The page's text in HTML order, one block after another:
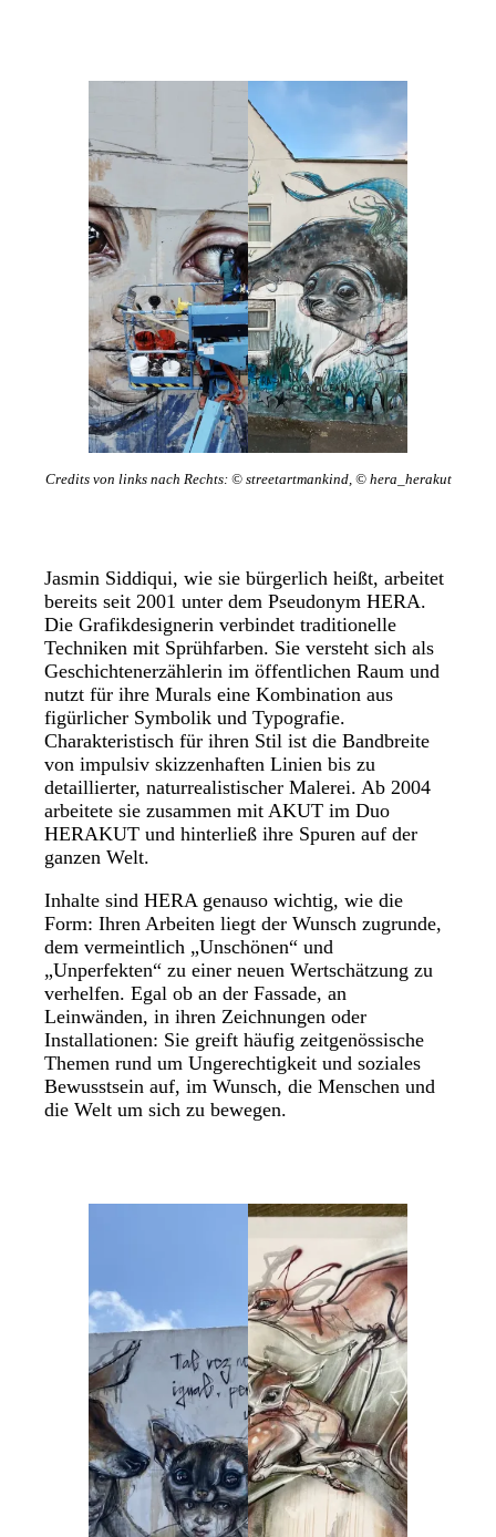
Credits von links nach Rechts: © streetartmankind, © hera_herakut
Jasmin Siddiqui, wie sie bürgerlich heißt, arbeitet
bereits seit 2001 unter dem Pseudonym HERA.
Die Grafikdesignerin verbindet traditionelle
Techniken mit Sprühfarben. Sie versteht sich als
Geschichtenerzählerin im öffentlichen Raum und
nutzt für ihre Murals eine Kombination aus
figürlicher Symbolik und Typografie.
Charakteristisch für ihren Stil ist die Bandbreite
von impulsiv skizzenhaften Linien bis zu
detaillierter, naturrealistischer Malerei. Ab 2004
arbeitete sie zusammen mit AKUT im Duo
HERAKUT und hinterließ ihre Spuren auf der
ganzen Welt.
Inhalte sind HERA genauso wichtig, wie die
Form: Ihren Arbeiten liegt der Wunsch zugrunde,
dem vermeintlich „Unschönen“ und
„Unperfekten“ zu einer neuen Wertschätzung zu
verhelfen. Egal ob an der Fassade, an
Leinwänden, in ihren Zeichnungen oder
Installationen: Sie greift häufig zeitgenössische
Themen rund um Ungerechtigkeit und soziales
Bewusstsein auf, im Wunsch, die Menschen und
die Welt um sich zu bewegen.